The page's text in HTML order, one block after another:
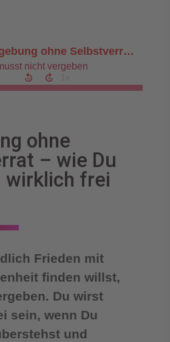
ohne
– wie Du
wirklich frei
Frieden mit
finden willst,
Du wirst
sein, wenn Du
und